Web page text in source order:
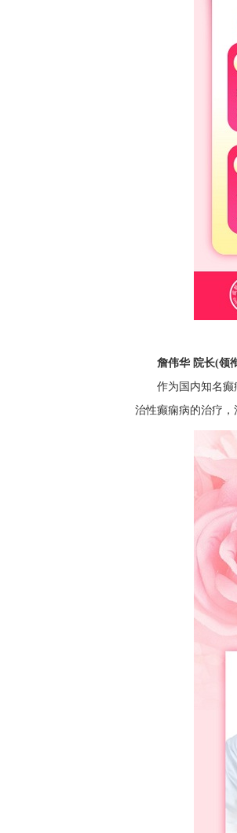
詹伟华 院长(领
作为国内知名
治性癫痫病的治疗，